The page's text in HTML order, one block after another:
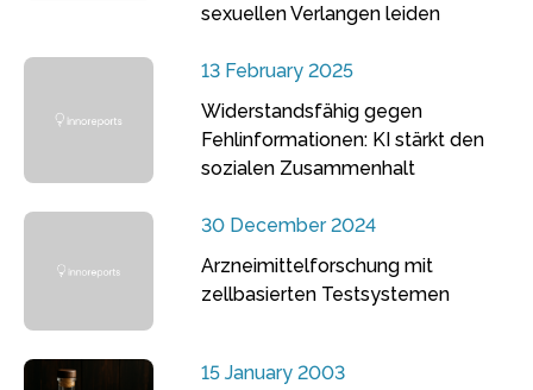
sexuellen Verlangen leiden
13 February 2025
Widerstandsfähig gegen
Fehlinformationen: KI stärkt den
sozialen Zusammenhalt
30 December 2024
Arzneimittelforschung mit
zellbasierten Testsystemen
15 January 2003